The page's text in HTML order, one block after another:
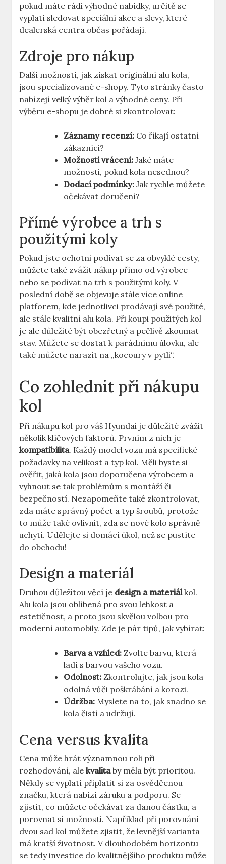
pokud máte rádi výhodné nabídky, určitě se
vyplatí sledovat speciální akce a slevy, které
dealerská centra občas pořádají.
Zdroje pro nákup
Další možností, jak získat originální alu kola,
jsou specializované e-shopy. Tyto stránky často
nabízejí velký výběr kol a výhodné ceny. Při
výběru e-shopu je dobré si zkontrolovat:
Záznamy recenzí: Co říkají ostatní
zákazníci?
Možnosti vrácení: Jaké máte
možnosti, pokud kola nesednou?
Dodací podmínky: Jak rychle můžete
očekávat doručení?
Přímé výrobce a trh s
použitými koly
Pokud jste ochotni podívat se za obvyklé cesty,
můžete také zvážit nákup přímo od výrobce
nebo se podívat na trh s použitými koly. V
poslední době se objevuje stále více online
platforem, kde jednotlivci prodávají své použité,
ale stále kvalitní alu kola. Při koupi použitých kol
je ale důležité být obezřetný a pečlivě zkoumat
stav. Můžete se dostat k parádnímu úlovku, ale
také můžete narazit na „kocoury v pytli“.
Co zohlednit při nákupu
kol
Při nákupu kol pro váš Hyundai je důležité zvážit
několik klíčových faktorů. Prvním z nich je
kompatibilita. Každý model vozu má specifické
požadavky na velikost a typ kol. Měli byste si
ověřit, jaká kola jsou doporučena výrobcem a
vyhnout se tak problémům s montáží či
bezpečností. Nezapomeňte také zkontrolovat,
zda máte správný počet a typ šroubů, protože
to může také ovlivnit, zda se nové kolo správně
uchytí. Udělejte si domácí úkol, než se pustíte
do obchodu!
Design a materiál
Druhou důležitou věcí je design a materiálkol.
Alu kola jsou oblíbená pro svou lehkost a
estetičnost, a proto jsou skvělou volbou pro
moderní automobily. Zde je pár tipů, jak vybírat:
Barva a vzhled: Zvolte barvu, která
ladí s barvou vašeho vozu.
Odolnost: Zkontrolujte, jak jsou kola
odolná vůči poškrábání a korozi.
Údržba: Myslete na to, jak snadno se
kola čistí a udržují.
Cena versus kvalita
Cena může hrát významnou roli při
rozhodování, alekvalitaby měla být prioritou.
Někdy se vyplatí připlatit si za osvědčenou
značku, která nabízí záruku a podporu. Se
zjistit, co můžete očekávat za danou částku, a
porovnat si možnosti. Například při porovnání
dvou sad kol můžete zjistit, že levnější varianta
má kratší životnost. V dlouhodobém horizontu
se tedy investice do kvalitnějšího produktu může